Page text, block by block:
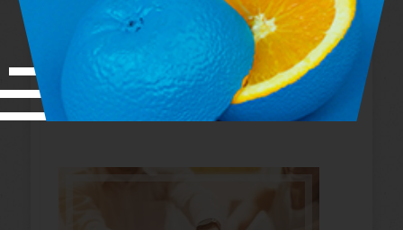
Θες να Εντυπωσιάσεις στη
Δουλειά σου; Τρόποι για να το
πετύχεις